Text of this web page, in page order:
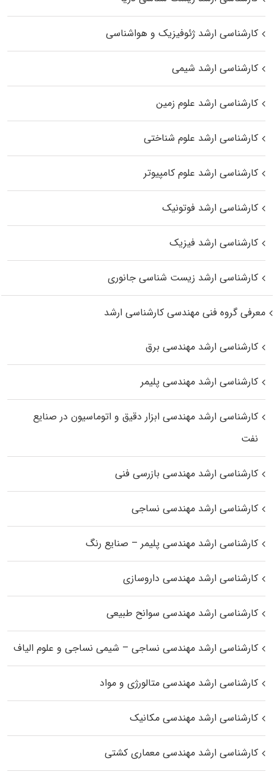
کارشناسی ارشد ژئوفیزیک و هواشناسی
کارشناسی ارشد شیمی
کارشناسی ارشد علوم زمین
کارشناسی ارشد علوم شناختی
کارشناسی ارشد علوم کامپیوتر
کارشناسی ارشد فوتونیک
کارشناسی ارشد فیزیک
کارشناسی ارشد زیست‌ شناسی جانوری
معرفی گروه فنی مهندسی کارشناسی ارشد
کارشناسی ارشد مهندسی برق
کارشناسی ارشد مهندسی پلیمر
کارشناسی ارشد مهندسی ابزار دقیق و اتوماسیون در صنایع
نفت
کارشناسی ارشد مهندسی بازرسی فنی
کارشناسی ارشد مهندسی نساجی
کارشناسی ارشد مهندسی پلیمر – صنایع رنگ
کارشناسی ارشد مهندسی داروسازی
کارشناسی ارشد مهندسی سوانح طبیعی
کارشناسی ارشد مهندسی نساجی – شیمی نساجی و علوم الیاف
کارشناسی ارشد مهندسی متالورژی و مواد
کارشناسی ارشد مهندسی مکانیک
کارشناسی ارشد مهندسی معماری کشتی